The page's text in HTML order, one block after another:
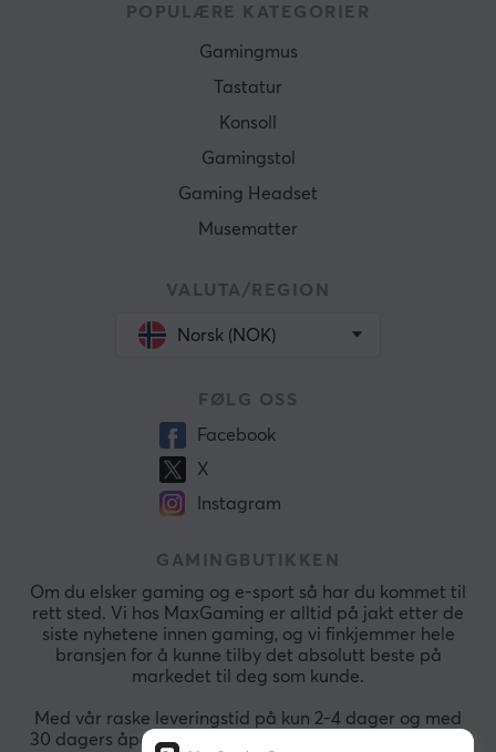
POPULÆRE KATEGORIER
Gamingmus
Tastatur
Konsoll
Gamingstol
Gaming Headset
Musematter
VALUTA/REGION
Norsk (NOK)
FØLG OSS
Facebook
X
Instagram
GAMINGBUTIKKEN
Om du elsker gaming og e-sport så har du kommet til
rett sted. Vi hos MaxGaming er alltid på jakt etter de
siste nyhetene innen gaming, og vi finkjemmer hele
bransjen for å kunne tilby det absolutt beste på
markedet til deg som kunde.
Med vår raske leveringstid på kun 2-4 dager og med
30 dagers åpent kjøp så kan du alltid handle raskt og